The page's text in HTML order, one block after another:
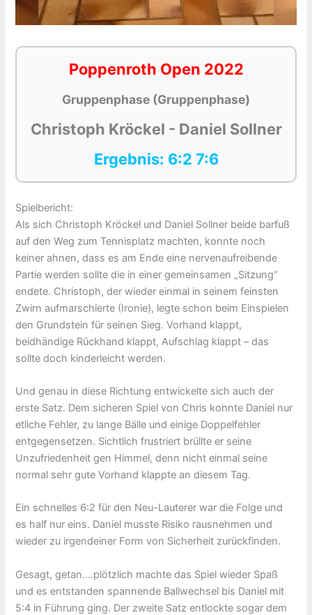
Poppenroth Open 2022
Gruppenphase (Gruppenphase)
Christoph Kröckel - Daniel Sollner
Ergebnis: 6:2 7:6
Spielbericht:
Als sich Christoph Kröckel und Daniel Sollner beide barfuß
auf den Weg zum Tennisplatz machten, konnte noch
keiner ahnen, dass es am Ende eine nervenaufreibende
Partie werden sollte die in einer gemeinsamen „Sitzung“
endete. Christoph, der wieder einmal in seinem feinsten
Zwirn aufmarschierte (Ironie), legte schon beim Einspielen
den Grundstein für seinen Sieg. Vorhand klappt,
beidhändige Rückhand klappt, Aufschlag klappt – das
sollte doch kinderleicht werden.
Und genau in diese Richtung entwickelte sich auch der
erste Satz. Dem sicheren Spiel von Chris konnte Daniel nur
etliche Fehler, zu lange Bälle und einige Doppelfehler
entgegensetzen. Sichtlich frustriert brüllte er seine
Unzufriedenheit gen Himmel, denn nicht einmal seine
normal sehr gute Vorhand klappte an diesem Tag.
Ein schnelles 6:2 für den Neu-Lauterer war die Folge und
es half nur eins. Daniel musste Risiko rausnehmen und
wieder zu irgendeiner Form von Sicherheit zurückfinden.
Gesagt, getan….plötzlich machte das Spiel wieder Spaß
und es entstanden spannende Ballwechsel bis Daniel mit
5:4 in Führung ging. Der zweite Satz entlockte sogar dem